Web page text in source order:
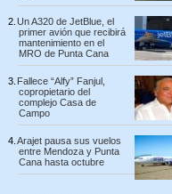
Un A320 de JetBlue, el
primer avión que recibirá
mantenimiento en el
MRO de Punta Cana
Fallece “Alfy” Fanjul,
copropietario del
complejo Casa de
Campo
Arajet pausa sus vuelos
entre Mendoza y Punta
Cana hasta octubre